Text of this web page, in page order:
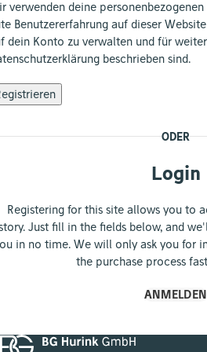
verwenden deine
Benutzererfahrung auf dieser
dein Konto zu verwalten und für
beschrieben sind.
ODER
Login
Registering for this site allows you to
Just fill in the fields below, and
in no time. We will only ask you for
the purchase process
ANMELDEN